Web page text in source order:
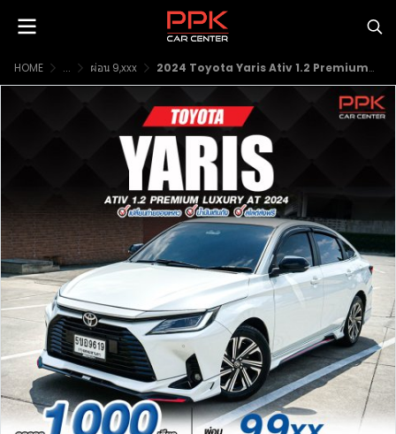
HOME ... ผ่อน 9,xxx 2024 Toyota Yaris Ativ 1.2 Premium Luxury Sedan